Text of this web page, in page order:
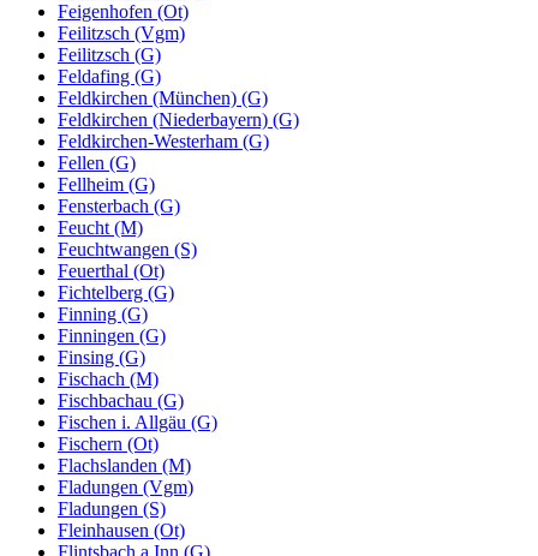
Feigenhofen (Ot)
Feilitzsch (Vgm)
Feilitzsch (G)
Feldafing (G)
Feldkirchen (München) (G)
Feldkirchen (Niederbayern) (G)
Feldkirchen-Westerham (G)
Fellen (G)
Fellheim (G)
Fensterbach (G)
Feucht (M)
Feuchtwangen (S)
Feuerthal (Ot)
Fichtelberg (G)
Finning (G)
Finningen (G)
Finsing (G)
Fischach (M)
Fischbachau (G)
Fischen i. Allgäu (G)
Fischern (Ot)
Flachslanden (M)
Fladungen (Vgm)
Fladungen (S)
Fleinhausen (Ot)
Flintsbach a.Inn (G)